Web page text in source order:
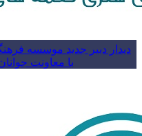
دیدار دبیر جدید موسسه
با معاونت